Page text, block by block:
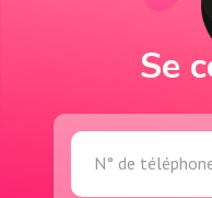
Se
N° de